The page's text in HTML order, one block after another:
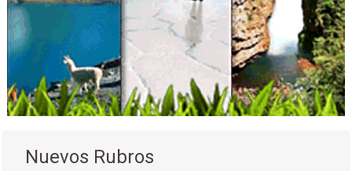
Sublimados
Uniformes deportivos
Bioseguridad
Minería: Equipos, Maquinaria, Materiales
Seguridad Industrial: Alarmas, Equipos
Ropa Industrial
Overoles
Nuevos Rubros